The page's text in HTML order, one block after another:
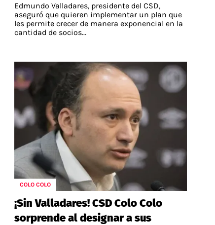
Edmundo Valladares, presidente del CSD,
aseguró que quieren implementar un plan que
les permite crecer de manera exponencial en la
cantidad de socios...
COLO COLO
¡Sin Valladares! CSD Colo Colo
sorprende al designar a sus